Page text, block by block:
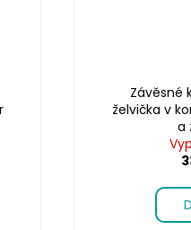
Závěsné
želvička v
a